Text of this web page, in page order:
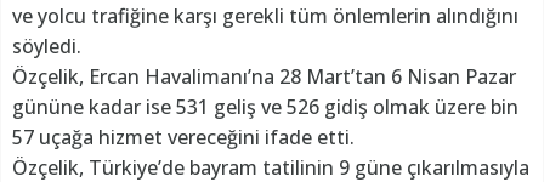
ve yolcu trafiğine karşı gerekli tüm önlemlerin alındığını
söyledi.
Özçelik, Ercan Havalimanı’na 28 Mart’tan 6 Nisan Pazar
gününe kadar ise 531 geliş ve 526 gidiş olmak üzere bin
57 uçağa hizmet vereceğini ifade etti.
Özçelik, Türkiye’de bayram tatilinin 9 güne çıkarılmasıyla